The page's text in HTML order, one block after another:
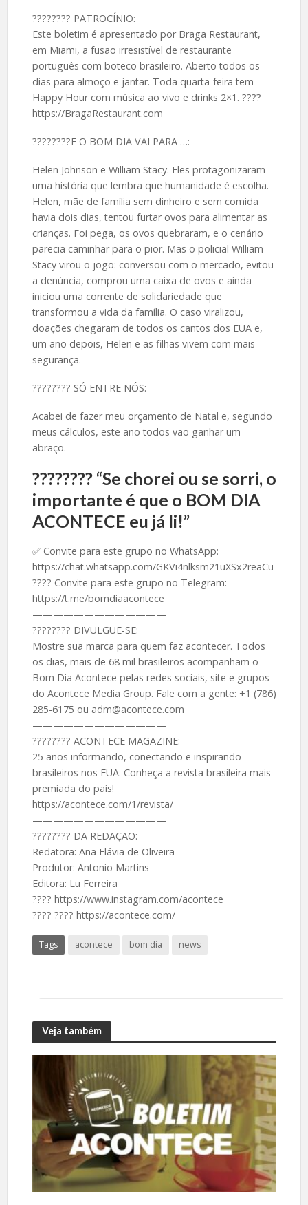
????️???? PATROCÍNIO:
Este boletim é apresentado por Braga Restaurant,
em Miami, a fusão irresistível de restaurante
português com boteco brasileiro. Aberto todos os
dias para almoço e jantar. Toda quarta-feira tem
Happy Hour com música ao vivo e drinks 2×1. ????
https://BragaRestaurant.com
????️????E O BOM DIA VAI PARA …:
Helen Johnson e William Stacy. Eles protagonizaram
uma história que lembra que humanidade é escolha.
Helen, mãe de família sem dinheiro e sem comida
havia dois dias, tentou furtar ovos para alimentar as
crianças. Foi pega, os ovos quebraram, e o cenário
parecia caminhar para o pior. Mas o policial William
Stacy virou o jogo: conversou com o mercado, evitou
a denúncia, comprou uma caixa de ovos e ainda
iniciou uma corrente de solidariedade que
transformou a vida da família. O caso viralizou,
doações chegaram de todos os cantos dos EUA e,
um ano depois, Helen e as filhas vivem com mais
segurança.
????️???? SÓ ENTRE NÓS:
Acabei de fazer meu orçamento de Natal e, segundo
meus cálculos, este ano todos vão ganhar um
abraço.
????️???? “Se chorei ou se sorri, o
importante é que o BOM DIA
ACONTECE eu já li!”
✅ Convite para este grupo no WhatsApp:
https://chat.whatsapp.com/GKVi4nlksm21uXSx2reaCu
???? Convite para este grupo no Telegram:
https://t.me/bomdiaacontece
—————————————
????️???? DIVULGUE-SE:
Mostre sua marca para quem faz acontecer. Todos
os dias, mais de 68 mil brasileiros acompanham o
Bom Dia Acontece pelas redes sociais, site e grupos
do Acontece Media Group. Fale com a gente: +1 (786)
285-6175 ou adm@acontece.com
—————————————
????️???? ACONTECE MAGAZINE:
25 anos informando, conectando e inspirando
brasileiros nos EUA. Conheça a revista brasileira mais
premiada do país!
https://acontece.com/1/revista/
—————————————
????️???? DA REDAÇÃO:
Redatora: Ana Flávia de Oliveira
Produtor: Antonio Martins
Editora: Lu Ferreira
????️ https://www.instagram.com/acontece
????️ ???? https://acontece.com/
Tags acontece bom dia news
Veja também